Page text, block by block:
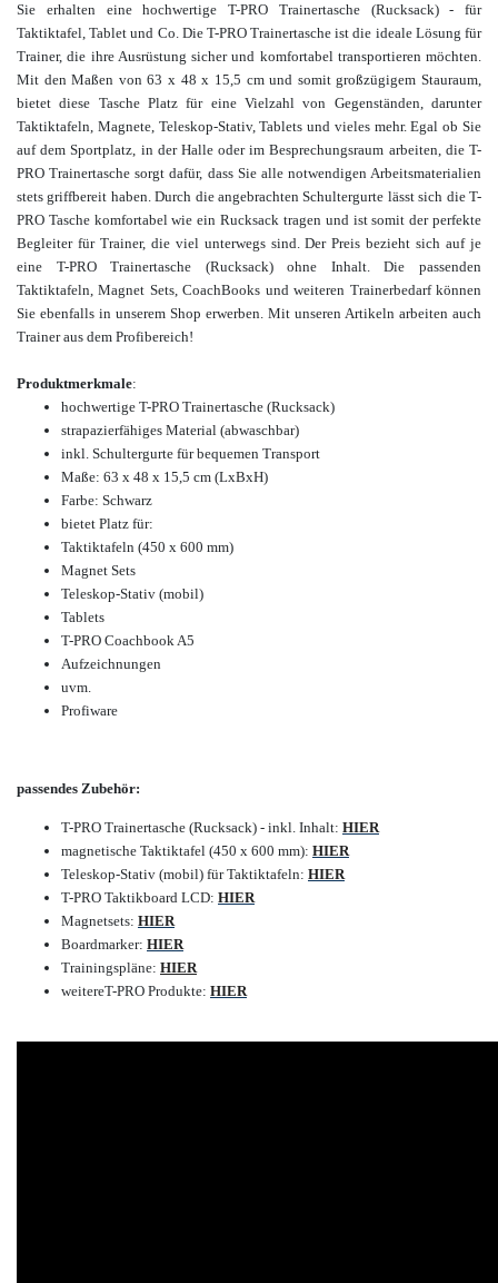
Sie erhalten eine hochwertige T-PRO Trainertasche (Rucksack) - für
Taktiktafel, Tablet und Co. Die T-PRO Trainertasche ist die ideale Lösung für
Trainer, die ihre Ausrüstung sicher und komfortabel transportieren möchten.
Mit den Maßen von 63 x 48 x 15,5 cm und somit großzügigem Stauraum,
bietet diese Tasche Platz für eine Vielzahl von Gegenständen, darunter
Taktiktafeln, Magnete, Teleskop-Stativ, Tablets und vieles mehr. Egal ob Sie
auf dem Sportplatz, in der Halle oder im Besprechungsraum arbeiten, die T-
PRO Trainertasche sorgt dafür, dass Sie alle notwendigen Arbeitsmaterialien
stets griffbereit haben. Durch die angebrachten Schultergurte lässt sich die T-
PRO Tasche komfortabel wie ein Rucksack tragen und ist somit der perfekte
Begleiter für Trainer, die viel unterwegs sind. Der Preis bezieht sich auf je
eine T-PRO Trainertasche (Rucksack) ohne Inhalt. Die passenden
Taktiktafeln, Magnet Sets, CoachBooks und weiteren Trainerbedarf können
Sie ebenfalls in unserem Shop erwerben. Mit unseren Artikeln arbeiten auch
Trainer aus dem Profibereich!
Produktmerkmale:
hochwertige T-PRO Trainertasche (Rucksack)
strapazierfähiges Material (abwaschbar)
inkl. Schultergurte für bequemen Transport
Maße: 63 x 48 x 15,5 cm (LxBxH)
Farbe: Schwarz
bietet Platz für:
Taktiktafeln (450 x 600 mm)
Magnet Sets
Teleskop-Stativ (mobil)
Tablets
T-PRO Coachbook A5
Aufzeichnungen
uvm.
Profiware
passendes Zubehör:
T-PRO Trainertasche (Rucksack) - inkl. Inhalt: HIER
magnetische Taktiktafel (450 x 600 mm): HIER
Teleskop-Stativ (mobil) für Taktiktafeln: HIER
T-PRO Taktikboard LCD: HIER
Magnetsets: HIER
Boardmarker: HIER
Trainingspläne: HIER
weitereT-PRO Produkte: HIER